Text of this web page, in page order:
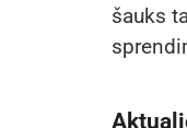
šauks